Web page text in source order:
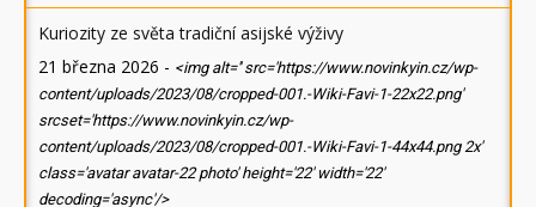
Kuriozity ze světa tradiční asijské výživy
21 března 2026 - <img alt='' src='https://www.novinkyin.cz/wp-
content/uploads/2023/08/cropped-001.-Wiki-Favi-1-22x22.png'
srcset='https://www.novinkyin.cz/wp-
content/uploads/2023/08/cropped-001.-Wiki-Favi-1-44x44.png 2x'
class='avatar avatar-22 photo' height='22' width='22'
decoding='async'/>